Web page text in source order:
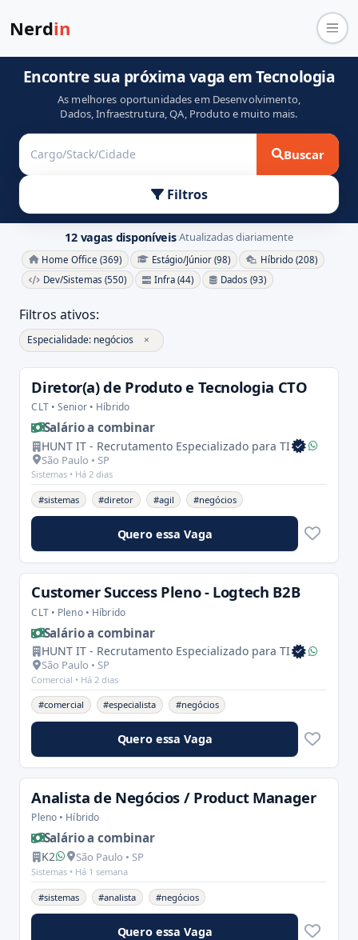
Nerdin
Encontre sua próxima vaga em Tecnologia
As melhores oportunidades em Desenvolvimento,
Dados, Infraestrutura, QA, Produto e muito mais.
Buscar
Filtros
12 vagas disponíveis·Atualizadas diariamente
Home Office (369) Estágio/Júnior (98)
Híbrido (208)
Dev/Sistemas (550)
Infra (44) Dados (93)
Filtros ativos:
Especialidade: negócios ×
Diretor(a) de Produto e Tecnologia CTO
CLT • Senior • Híbrido
Salário a combinar
HUNT IT - Recrutamento Especializado para TI
São Paulo • SP
Sistemas • Há 2 dias
#sistemas #diretor #agil #negócios
Quero essa Vaga
Customer Success Pleno - Logtech B2B
CLT • Pleno • Híbrido
Salário a combinar
HUNT IT - Recrutamento Especializado para TI
São Paulo • SP
Comercial • Há 2 dias
#comercial #especialista #negócios
Quero essa Vaga
Analista de Negócios / Product Manager
Pleno • Híbrido
Salário a combinar
K2 São Paulo • SP
Sistemas • Há 1 semana
#sistemas #analista #negócios
Quero essa Vaga